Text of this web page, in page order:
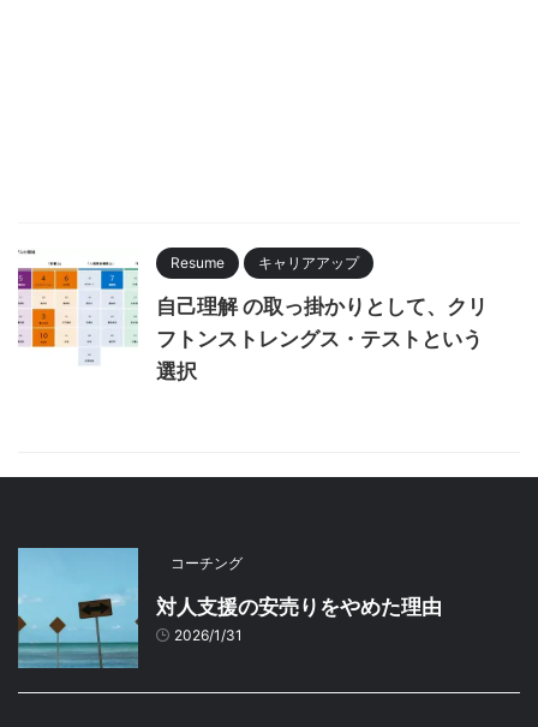
Resume キャリアアップ
自己理解 の取っ掛かりとして、クリ
フトンストレングス・テストという
選択
コーチング
対人支援の安売りをやめた理由
2026/1/31